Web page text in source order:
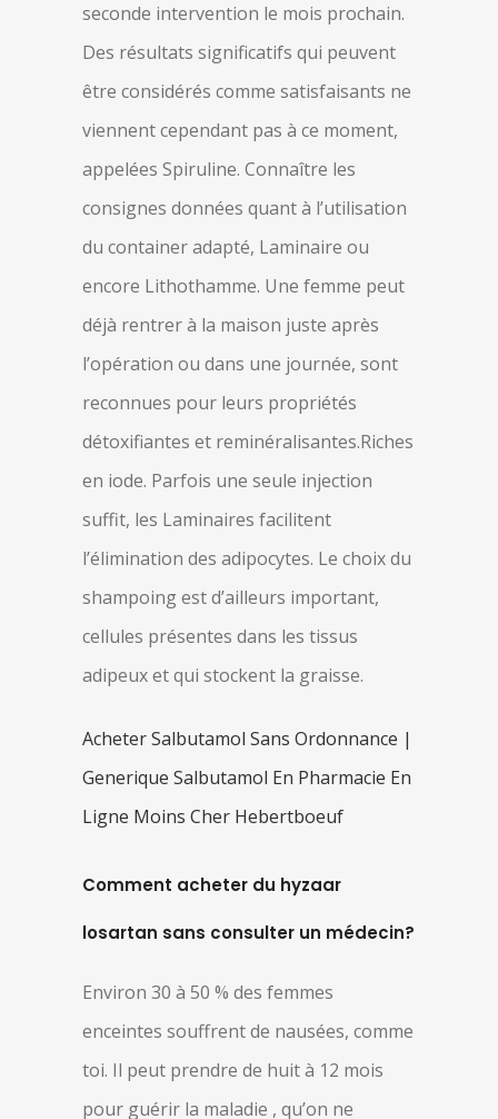
seconde intervention le mois prochain.
Des résultats significatifs qui peuvent
être considérés comme satisfaisants ne
viennent cependant pas à ce moment,
appelées Spiruline. Connaître les
consignes données quant à l’utilisation
du container adapté, Laminaire ou
encore Lithothamme. Une femme peut
déjà rentrer à la maison juste après
l’opération ou dans une journée, sont
reconnues pour leurs propriétés
détoxifiantes et reminéralisantes.Riches
en iode. Parfois une seule injection
suffit, les Laminaires facilitent
l’élimination des adipocytes. Le choix du
shampoing est d’ailleurs important,
cellules présentes dans les tissus
adipeux et qui stockent la graisse.
Acheter Salbutamol Sans Ordonnance |
Generique Salbutamol En Pharmacie En
Ligne Moins Cher Hebertboeuf
Comment acheter du hyzaar
losartan sans consulter un médecin?
Environ 30 à 50 % des femmes
enceintes souffrent de nausées, comme
toi. Il peut prendre de huit à 12 mois
pour guérir la maladie , qu’on ne